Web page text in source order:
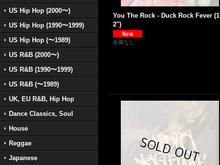
US Hip Hop (2000〜)
US Hip Hop (1990〜1999)
US Hip Hop (〜1989)
US R&B (2000〜)
US R&B (1990〜1999)
US R&B (〜1989)
UK, EU R&B, Hip Hop
Dance Classics, Soul
House
Reggae
Japanese
You The Rock - Duck Rock Fever (1
2'')
在庫なし